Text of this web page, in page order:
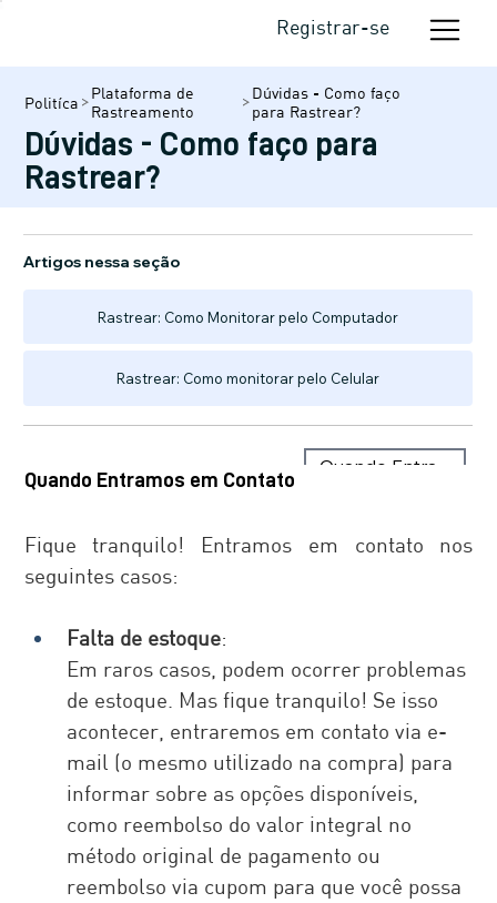
Registrar-se
Politíca
Plataforma de
Rastreamento
Dúvidas - Como faço
para Rastrear?
Dúvidas - Como faço para
Rastrear?
Artigos nessa seção
Rastrear: Como Monitorar pelo Computador
Rastrear: Como monitorar pelo Celular
Quando Entramos em Contato
Fique tranquilo! Entramos em contato nos
seguintes casos:
Falta de estoque:
Em raros casos, podem ocorrer problemas
de estoque. Mas fique tranquilo! Se isso
acontecer, entraremos em contato via e-
mail (o mesmo utilizado na compra) para
informar sobre as opções disponíveis,
como reembolso do valor integral no
método original de pagamento ou
reembolso via cupom para que você possa